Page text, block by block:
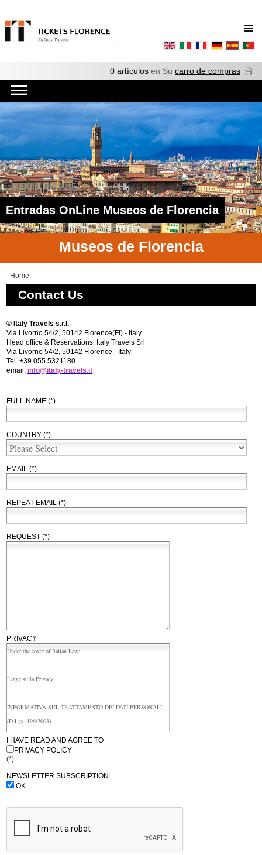
0 artículos en Su carro de compras
Entradas OnLine Museos de Florencia
Museos de Florencia
Home
Contact Us
© Italy Travels s.r.l.
Via Livorno 54/2, 50142 Florence(FI) - Italy
Head office & Reservations: Italy Travels Srl
Via Livorno 54/2, 50142 Florence - Italy
Tel. +39 055 5321180
email: info@italy-travels.it
FULL NAME (*)
COUNTRY (*)
EMAIL (*)
REPEAT EMAIL (*)
REQUEST (*)
PRIVACY
I HAVE READ AND AGREE TO
PRIVACY POLICY
(*)
NEWSLETTER SUBSCRIPTION
OK